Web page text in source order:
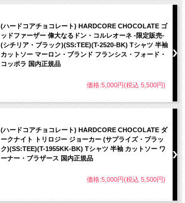
(ハードコアチョコレート) HARDCORE CHOCOLATE ゴ
ッドファーザー 偉大なるドン・コルレオーネ -限定販売-
(シチリア・ブラック)(SS:TEE)(T-2520-BK) Tシャツ 半袖
カットソー マーロン・ブランド フランシス・フォード・
コッポラ 国内正規品
価格:5,000円(税込 5,500円)
(ハードコアチョコレート) HARDCORE CHOCOLATE ダ
ークナイト トリロジー ジョーカー (サプライズ・ブラッ
ク)(SS:TEE)(T-1955KK-BK) Tシャツ 半袖 カットソー ワ
ーナー・ブラザース 国内正規品
価格:5,000円(税込 5,500円)